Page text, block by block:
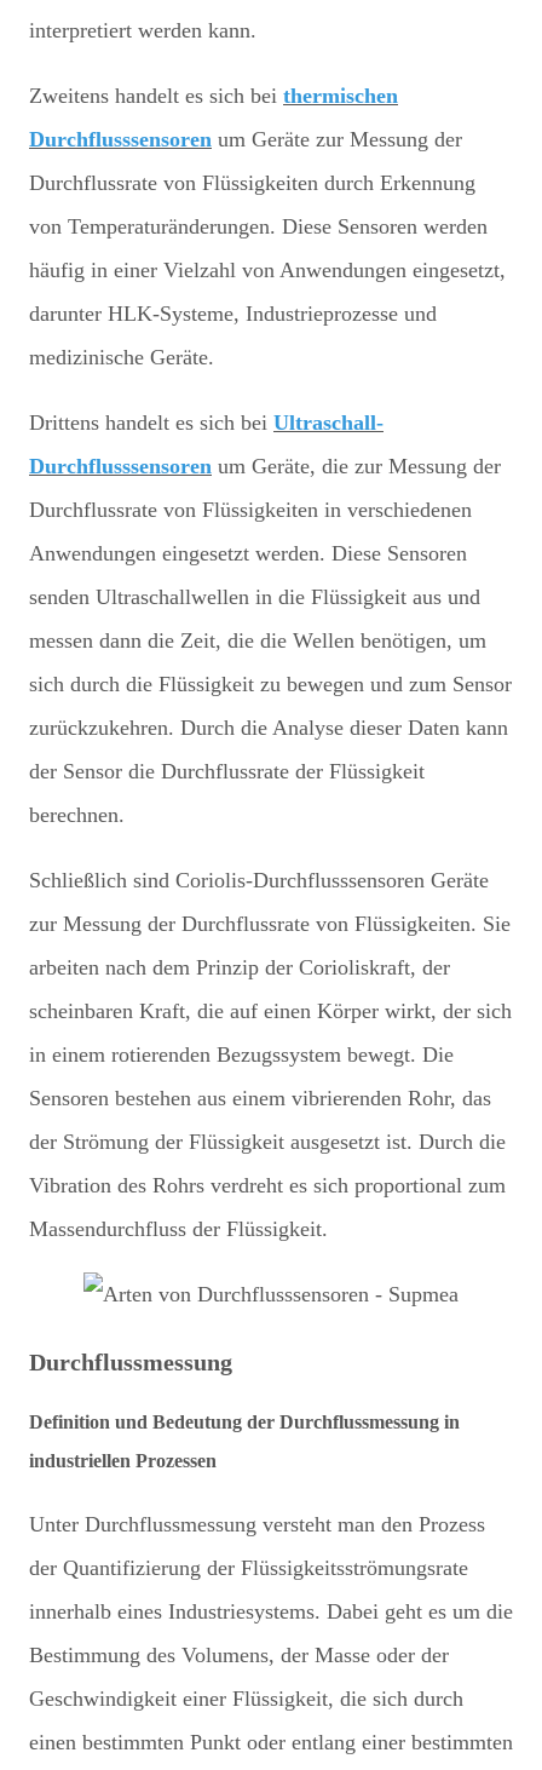
interpretiert werden kann.
Zweitens handelt es sich bei thermischen
Durchflusssensoren um Geräte zur Messung der
Durchflussrate von Flüssigkeiten durch Erkennung
von Temperaturänderungen. Diese Sensoren werden
häufig in einer Vielzahl von Anwendungen eingesetzt,
darunter HLK-Systeme, Industrieprozesse und
medizinische Geräte.
Drittens handelt es sich bei Ultraschall-
Durchflusssensoren um Geräte, die zur Messung der
Durchflussrate von Flüssigkeiten in verschiedenen
Anwendungen eingesetzt werden. Diese Sensoren
senden Ultraschallwellen in die Flüssigkeit aus und
messen dann die Zeit, die die Wellen benötigen, um
sich durch die Flüssigkeit zu bewegen und zum Sensor
zurückzukehren. Durch die Analyse dieser Daten kann
der Sensor die Durchflussrate der Flüssigkeit
berechnen.
Schließlich sind Coriolis-Durchflusssensoren Geräte
zur Messung der Durchflussrate von Flüssigkeiten. Sie
arbeiten nach dem Prinzip der Corioliskraft, der
scheinbaren Kraft, die auf einen Körper wirkt, der sich
in einem rotierenden Bezugssystem bewegt. Die
Sensoren bestehen aus einem vibrierenden Rohr, das
der Strömung der Flüssigkeit ausgesetzt ist. Durch die
Vibration des Rohrs verdreht es sich proportional zum
Massendurchfluss der Flüssigkeit.
Durchflussmessung
Definition und Bedeutung der Durchflussmessung in
industriellen Prozessen
Unter Durchflussmessung versteht man den Prozess
der Quantifizierung der Flüssigkeitsströmungsrate
innerhalb eines Industriesystems. Dabei geht es um die
Bestimmung des Volumens, der Masse oder der
Geschwindigkeit einer Flüssigkeit, die sich durch
einen bestimmten Punkt oder entlang einer bestimmten